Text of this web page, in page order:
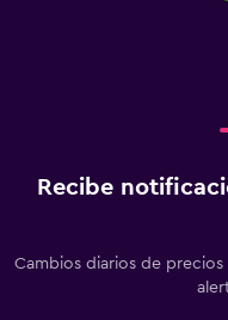
Recibe
Cambios diarios de